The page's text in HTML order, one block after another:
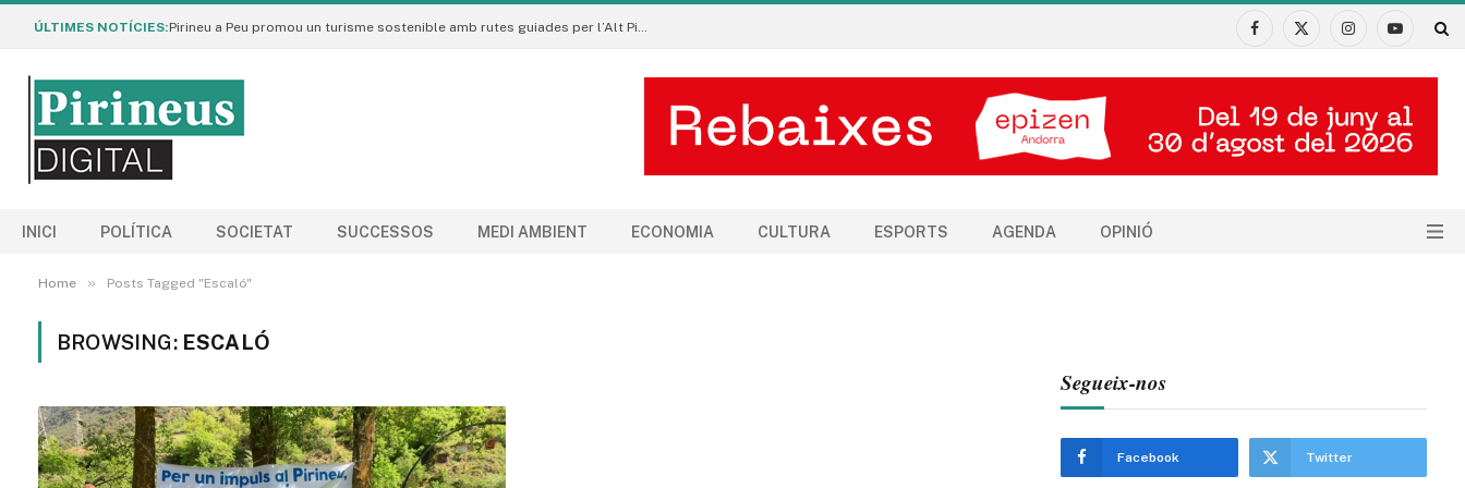
ÚLTIMES NOTÍCIES: Pirineu a Peu promou un turisme sostenible amb rutes guiades per l’Alt Pirineu i l’Aran
Facebook
X
InstagramYouTube
INICI POLÍTICA SOCIETAT SUCCESSOS MEDI AMBIENT ECONOMIA CULTURA ESPORTS AGENDA OPINIÓ
Home » Posts Tagged "Escaló"
BROWSING: ESCALÓ
Segueix-nos
Facebook Twitter